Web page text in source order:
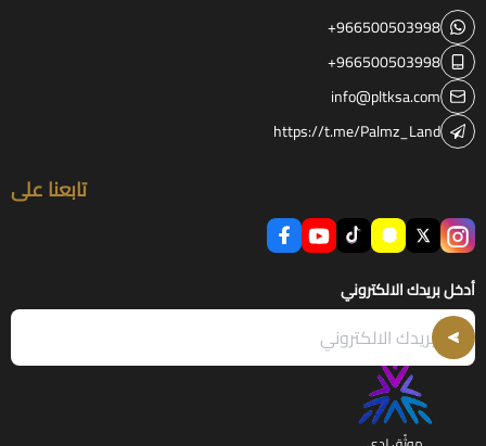
+966500503998
+966500503998
info@pltksa.com
https://t.me/Palmz_Land
تابعنا على
أدخل بريدك الالكتروني